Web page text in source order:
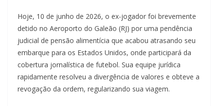
Hoje, 10 de junho de 2026, o ex-jogador foi brevemente
detido no Aeroporto do Galeão (RJ) por uma pendência
judicial de pensão alimentícia que acabou atrasando seu
embarque para os Estados Unidos, onde participará da
cobertura jornalística de futebol. Sua equipe jurídica
rapidamente resolveu a divergência de valores e obteve a
revogação da ordem, regularizando sua viagem.